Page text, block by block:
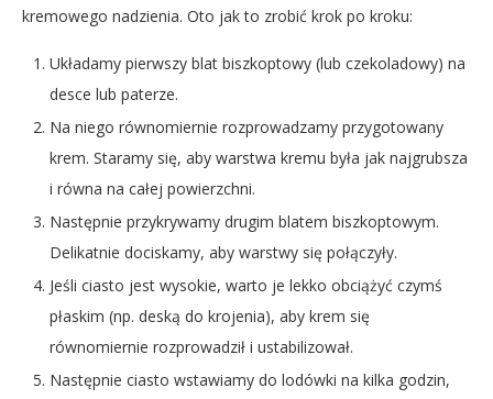
kremowego nadzienia. Oto jak to zrobić krok po kroku:
Układamy pierwszy blat biszkoptowy (lub czekoladowy) na
desce lub paterze.
Na niego równomiernie rozprowadzamy przygotowany
krem. Staramy się, aby warstwa kremu była jak najgrubsza
i równa na całej powierzchni.
Następnie przykrywamy drugim blatem biszkoptowym.
Delikatnie dociskamy, aby warstwy się połączyły.
Jeśli ciasto jest wysokie, warto je lekko obciążyć czymś
płaskim (np. deską do krojenia), aby krem się
równomiernie rozprowadził i ustabilizował.
Następnie ciasto wstawiamy do lodówki na kilka godzin,